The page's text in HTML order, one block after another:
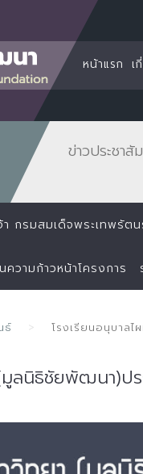
หน้าแรก เ
ข่าวประชา
า กรมสมเด็จพระเทพรัต
ความก้าวหน้าโครงการ
ธ์ โรงเรียนอนุบาล
มูลนิธิชัยพัฒนา)ป